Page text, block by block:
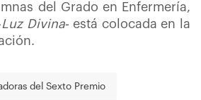
del Grado en Enfermería,
Luz Divina- está colocada en la
del Sexto Premio